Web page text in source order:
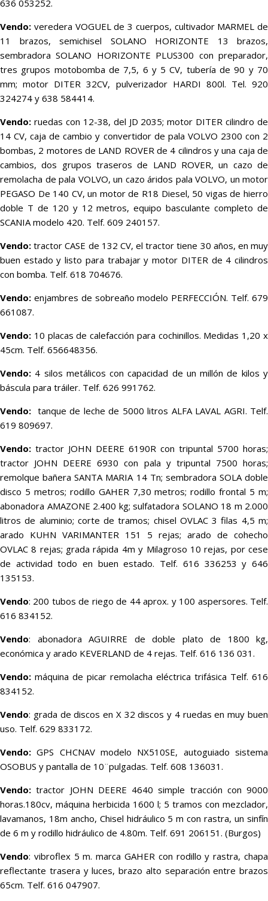
636 053252.
Vendo: veredera VOGUEL de 3 cuerpos, cultivador MARMEL de
11 brazos, semichisel SOLANO HORIZONTE 13 brazos,
sembradora SOLANO HORIZONTE PLUS300 con preparador,
tres grupos motobomba de 7,5, 6 y 5 CV, tubería de 90 y 70
mm; motor DITER 32CV, pulverizador HARDI 800l. Tel. 920
324274 y 638 584414.
Vendo: ruedas con 12-38, del JD 2035; motor DITER cilindro de
14 CV, caja de cambio y convertidor de pala VOLVO 2300 con 2
bombas, 2 motores de LAND ROVER de 4 cilindros y una caja de
cambios, dos grupos traseros de LAND ROVER, un cazo de
remolacha de pala VOLVO, un cazo áridos pala VOLVO, un motor
PEGASO De 140 CV, un motor de R18 Diesel, 50 vigas de hierro
doble T de 120 y 12 metros, equipo basculante completo de
SCANIA modelo 420. Telf. 609 240157.
Vendo: tractor CASE de 132 CV, el tractor tiene 30 años, en muy
buen estado y listo para trabajar y motor DITER de 4 cilindros
con bomba. Telf. 618 704676.
Vendo: enjambres de sobreaño modelo PERFECCIÓN. Telf. 679
661087.
Vendo: 10 placas de calefacción para cochinillos. Medidas 1,20 x
45cm. Telf. 656648356.
Vendo: 4 silos metálicos con capacidad de un millón de kilos y
báscula para tráiler. Telf. 626 991762.
Vendo: tanque de leche de 5000 litros ALFA LAVAL AGRI. Telf.
619 809697.
Vendo: tractor JOHN DEERE 6190R con tripuntal 5700 horas;
tractor JOHN DEERE 6930 con pala y tripuntal 7500 horas;
remolque bañera SANTA MARIA 14 Tn; sembradora SOLA doble
disco 5 metros; rodillo GAHER 7,30 metros; rodillo frontal 5 m;
abonadora AMAZONE 2.400 kg; sulfatadora SOLANO 18 m 2.000
litros de aluminio; corte de tramos; chisel OVLAC 3 filas 4,5 m;
arado KUHN VARIMANTER 151 5 rejas; arado de cohecho
OVLAC 8 rejas; grada rápida 4m y Milagroso 10 rejas, por cese
de actividad todo en buen estado. Telf. 616 336253 y 646
135153.
Vendo: 200 tubos de riego de 44 aprox. y 100 aspersores. Telf.
616 834152.
Vendo: abonadora AGUIRRE de doble plato de 1800 kg,
económica y arado KEVERLAND de 4 rejas. Telf. 616 136 031.
Vendo: máquina de picar remolacha eléctrica trifásica Telf. 616
834152.
Vendo: grada de discos en X 32 discos y 4 ruedas en muy buen
uso. Telf. 629 833172.
Vendo: GPS CHCNAV modelo NX510SE, autoguiado sistema
OSOBUS y pantalla de 10¨pulgadas. Telf. 608 136031.
Vendo: tractor JOHN DEERE 4640 simple tracción con 9000
horas.180cv, máquina herbicida 1600 l; 5 tramos con mezclador,
lavamanos, 18m ancho, Chisel hidráulico 5 m con rastra, un sinfín
de 6 m y rodillo hidráulico de 4.80m. Telf. 691 206151. (Burgos)
Vendo: vibroflex 5 m. marca GAHER con rodillo y rastra, chapa
reflectante trasera y luces, brazo alto separación entre brazos
65cm. Telf. 616 047907.